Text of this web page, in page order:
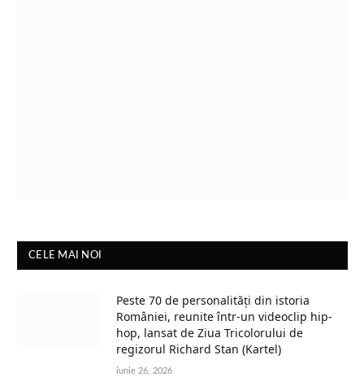
CELE MAI NOI
Peste 70 de personalități din istoria
României, reunite într-un videoclip hip-
hop, lansat de Ziua Tricolorului de
regizorul Richard Stan (Kartel)
iunie 26, 2026